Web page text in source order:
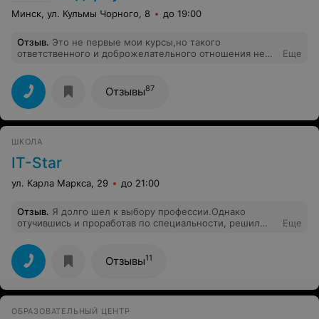
Минск, ул. Кульмы Чорного, 8 до 19:00
Отзыв. Это не первые мои курсы,но такого
ответственного и доброжелательного отношения не
очень приятной дружеской атмосфере .Екатерина
Ещина , наш преподаватель,объясняет весь материал и
занимается с каждым индивидуально . Терпеливо
отвечает на все вопросы .Организует для нас
бесплатные семинары ,на которых мы не только
неоценимые знания по профессии косметолога .
Приятно удивил тот факт, что те ,кто пропустил занятия
,дорабатывают их в другие дни.Огромное ей спасибо
за чуткость и профессионализм .От курсов получила
намного больше , чем рассчитывала .
Еще
Отзывы87
ШКОЛА
IT-Star
ул. Карла Маркса, 29 до 21:00
Отзыв. Я долго шел к выбору профессии.Однако
отучившись и проработав по специальности, решил
верстка (HTML, CSS), я практически с нуля научился
создавать сайты. Преподаватель очень грамотный,
объяснял всё очень доступно. Огромное спасибо за
полученные знания!
Еще
Отзывы11
ОБРАЗОВАТЕЛЬНЫЙ ЦЕНТР